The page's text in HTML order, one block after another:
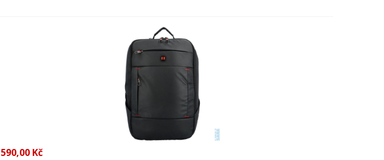
590,00 Kč